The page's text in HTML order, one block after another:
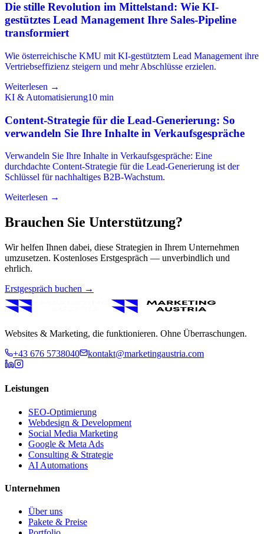
Die stille Revolution im Mittelstand: Wie KI-
gestütztes Lead Management Ihre Sales-Pipeline
transformiert
Wie österreichische KMU mit KI-gestütztem Lead Management ihre
Vertriebseffizienz steigern und mehr Abschlüsse erzielen.
Weiterlesen →
KI & Automatisierung10 min
Content-Strategie für die Lead-Generierung: So
verwandeln Sie Ihre Inhalte in Verkaufsgespräche
Verwandeln Sie Ihre Inhalte in Verkaufsgespräche: Eine
durchdachte Content-Strategie für die Lead-Generierung ist der
Schlüssel für nachhaltiges B2B-Wachstum.
Weiterlesen →
Brauchen Sie Unterstützung?
Wir helfen Ihnen dabei, diese Strategien in Ihrem Unternehmen
umzusetzen. Kostenloses Erstgespräch — unverbindlich und
ehrlich.
Erstgespräch buchen →
Websites & Marketing, die funktionieren. Ohne Überraschungen.
+43 676 5738040
kontakt@marketingaustria.com
Leistungen
SEO-Optimierung
Webdesign & Development
Social Media Marketing
Google & Meta Ads
Consulting & Strategie
AI Automations
Unternehmen
Über uns
Pakete & Preise